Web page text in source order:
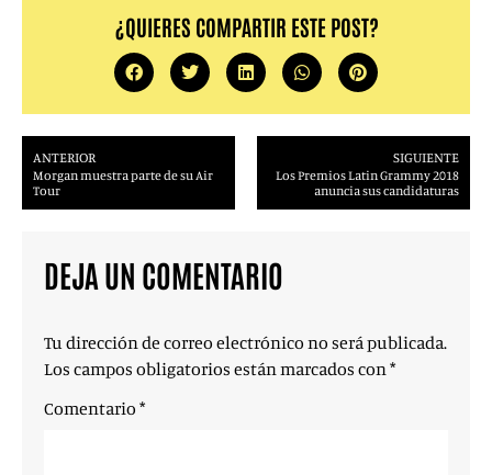
¿QUIERES COMPARTIR ESTE POST?
ANTERIOR
Morgan muestra parte de su Air
Tour
SIGUIENTE
Los Premios Latin Grammy 2018
anuncia sus candidaturas
DEJA UN COMENTARIO
Tu dirección de correo electrónico no será publicada.
Los campos obligatorios están marcados con*
Comentario *